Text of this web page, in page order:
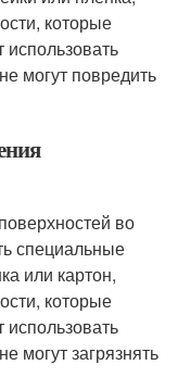
которые
могут повредить
во
специальные
или картон,
которые
могут загрязнять